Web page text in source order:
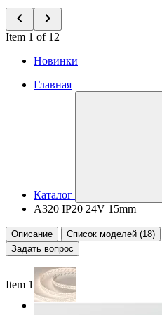
Item 1 of 12
Новинки
Главная
Каталог
A320 IP20 24V 15mm
Описание
Список моделей (18)
Задать вопрос
Item 1 of 3